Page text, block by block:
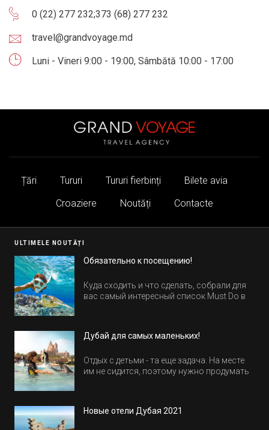
0 (22) 277 232;373 (68) 277 232
travel@grandvoyage.md
Luni - Vineri 9:00 - 19:00, Sâmbătă 10:00 - 17:00
Țări Tururi Tururi fierbinți
Bilete avia
Croaziere
Noutăți Contacte
ULTIMELE NOUTĂȚI
Обязательно к посещению!
Куда сходить и что сделать, собрали для
вас самый интересный список Must Do в
Дубай для самых маленьких!
Отдых с детьми - та еще задача. На месте
им не сидится, поэтому нужно продумать
Новые отели Дубая 2021